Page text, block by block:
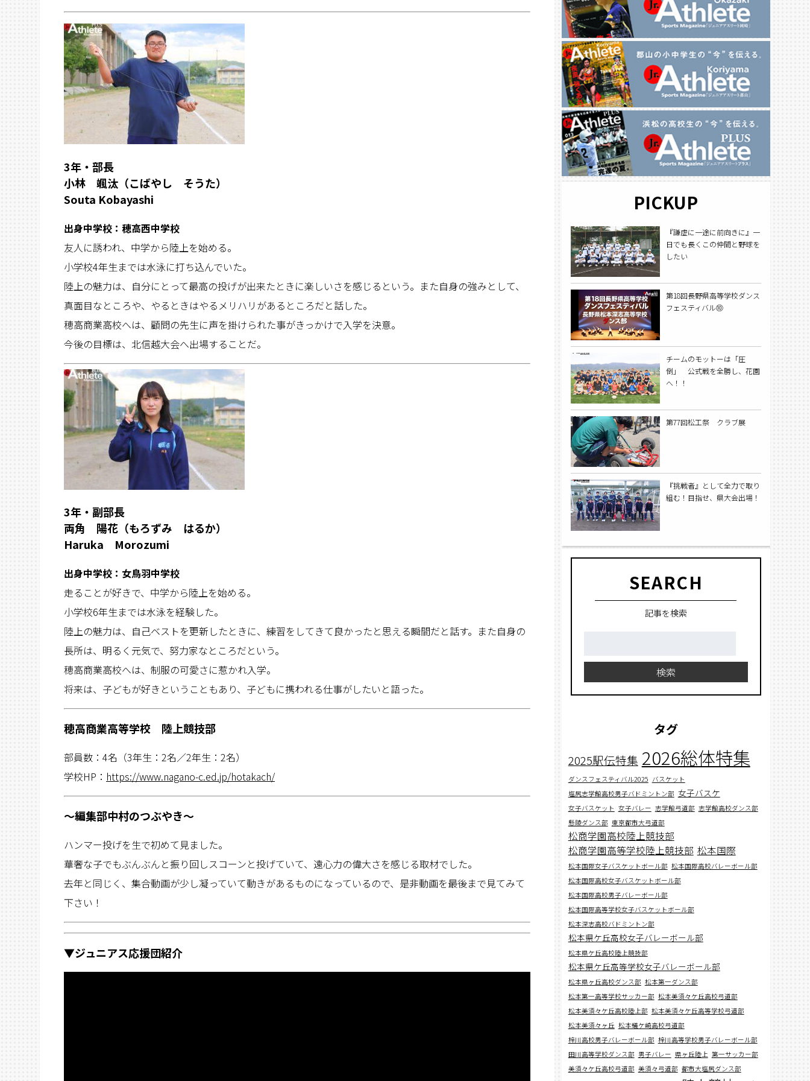
3年・部長
小林 颯汰（こばやし そうた）
Souta Kobayashi
出身中学校：穂高西中学校
友人に誘われ、中学から陸上を始める。
小学校4年生までは水泳に打ち込んでいた。
陸上の魅力は、自分にとって最高の投げが出来たときに楽しいさを感じるという。また自身の強みとして、
真面目なところや、やるときはやるメリハリがあるところだと話した。
穂高商業高校へは、顧問の先生に声を掛けられた事がきっかけで入学を決意。
今後の目標は、北信越大会へ出場することだ。
3年・副部長
両角 陽花（もろずみ はるか）
Haruka Morozumi
出身中学校：女鳥羽中学校
走ることが好きで、中学から陸上を始める。
小学校6年生までは水泳を経験した。
陸上の魅力は、自己ベストを更新したときに、練習をしてきて良かったと思える瞬間だと話す。また自身の
長所は、明るく元気で、努力家なところだという。
穂高商業高校へは、制服の可愛さに惹かれ入学。
将来は、子どもが好きということもあり、子どもに携われる仕事がしたいと語った。
穂高商業高等学校 陸上競技部
部員数：4名（3年生：2名／2年生：2名）
学校HP： https://www.nagano-c.ed.jp/hotakach/
〜編集部中村のつぶやき〜
ハンマー投げを生で初めて見ました。
華奢な子でもぶんぶんと振り回しスコーンと投げていて、遠心力の偉大さを感じる取材でした。
去年と同じく、集合動画が少し凝っていて動きがあるものになっているので、是非動画を最後まで見てみて
下さい！
▼ジュニアス応援団紹介
PICKUP
『謙虚に一途に前向きに』一
日でも長くこの仲間と野球を
したい
第18回長野県高等学校ダンス
フェスティバル⑩
チームのモットーは「圧
倒」 公式戦を全勝し、花園
へ！！
第77回松工祭 クラブ展
『挑戦者』として全力で取り
組む！目指せ、県大会出場！
SEARCH
記事を検索
検索
タグ
2025駅伝特集 2026総体特集
ダンスフェスティバル2025 バスケット
塩尻志学館高校男子バドミントン部 女子バスケ
女子バスケット 女子バレー 志学館弓道部 志学館高校ダンス部
懸陵ダンス部 東京都市大弓道部
松商学園高校陸上競技部
松商学園高等学校陸上競技部 松本国際
松本国際女子バスケットボール部 松本国際高校バレーボール部
松本国際高校女子バスケットボール部
松本国際高校男子バレーボール部
松本国際高等学校女子バスケットボール部
松本深志高校バドミントン部
松本県ケ丘高校女子バレーボール部
松本県ケ丘高校陸上競技部
松本県ケ丘高等学校女子バレーボール部
松本県ヶ丘高校ダンス部 松本第一ダンス部
松本第一高等学校サッカー部 松本美須々ケ丘高校弓道部
松本美須々ケ丘高校陸上部 松本美須々ケ丘高等学校弓道部
松本美須々ヶ丘 松本蟻ケ崎高校弓道部
梓川高校男子バレーボール部 梓川高等学校男子バレーボール部
田川高等学校ダンス部 男子バレー 県ヶ丘陸上 第一サッカー部
美須々ケ丘高校弓道部 美須々弓道部 都市大塩尻ダンス部